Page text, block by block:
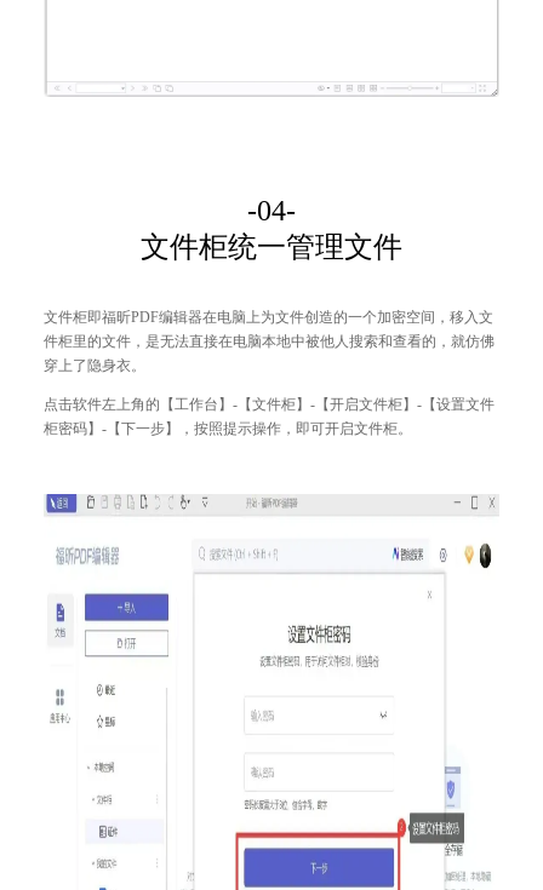
-04-
文件柜统一管理文件
文件柜即福昕PDF编辑器在电脑上为文件创造的一个加密空间，移入文
件柜里的文件，是无法直接在电脑本地中被他人搜索和查看的，就仿佛
穿上了隐身衣。
点击软件左上角的 【工作台】-【文件柜】-【开启文件柜】-【设置文件
柜密码】-【下一步】，按照提示操作，即可开启文件柜。